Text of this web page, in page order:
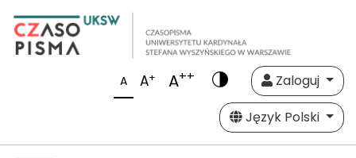
A A+ A++
Zaloguj
Język Polski